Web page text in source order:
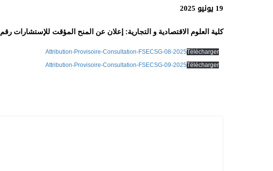
19 يونيو 2025
كلية العلوم الاقتصادية و التجارية: إعلان عن المنح المؤقت للإستشارات رقم 2025/08 ، 2025/09
Attribution-Provisoire-Consultation-FSECSG-08-2025Télécharger
Attribution-Provisoire-Consultation-FSECSG-09-2025Télécharger